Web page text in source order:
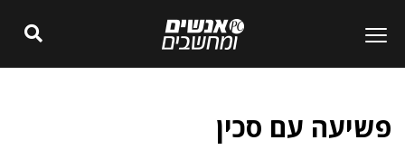
פשיעה עם סכין